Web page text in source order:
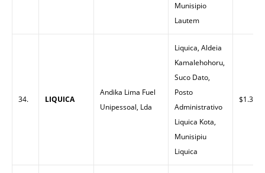
Munisipio
Lautem
34. LIQUICA
Andika Lima Fuel
Unipessoal, Lda
Liquica, Aldeia
Kamalehohoru,
Suco Dato,
Posto
Administrativo
Liquica Kota,
Munisipiu
Liquica
$1.37